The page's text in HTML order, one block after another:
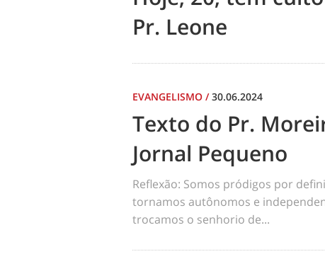
Pr. Leone
EVANGELISMO /30.06.2024
Texto do Pr.
Jornal Pequeno
Reflexão: Somos pródigos por
tornamos autônomos e
trocamos o senhorio de...